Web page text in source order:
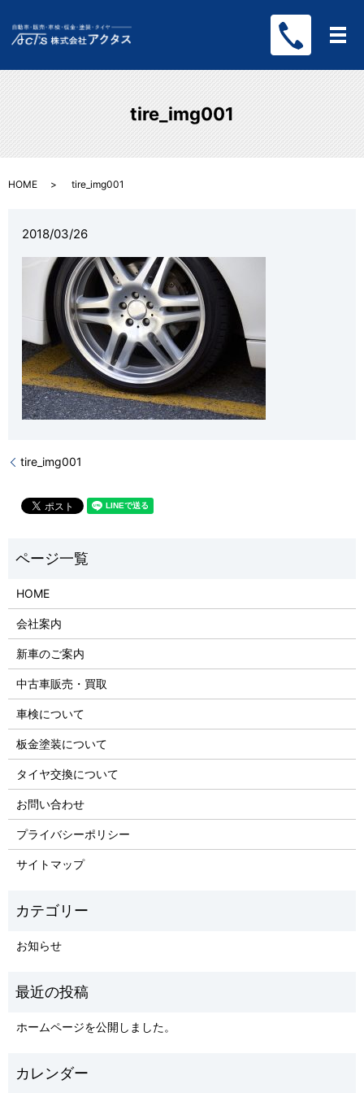
メ
tire_img001
HOME tire_img001
2018/03/26
tire_img001
HOME
会社案内
新車のご案内
中古車販売・買取
車検について
板金塗装について
タイヤ交換について
お問い合わせ
プライバシーポリシー
サイトマップ
お知らせ
ホームページを公開しました。